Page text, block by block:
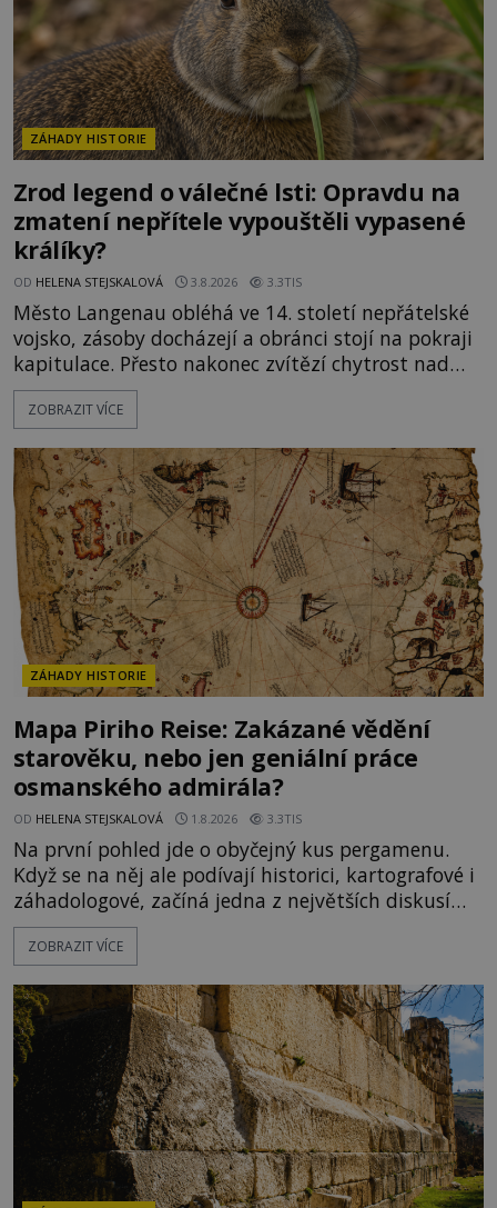
ZÁHADY HISTORIE
Zrod legend o válečné lsti: Opravdu na
zmatení nepřítele vypouštěli vypasené
králíky?
OD HELENA STEJSKALOVÁ 3.8.2026 3.3TIS
Město Langenau obléhá ve 14. století nepřátelské
vojsko, zásoby docházejí a obránci stojí na pokraji
kapitulace. Přesto nakonec zvítězí chytrost nad
hrubou silou. Podle staré německé legendy vypustí
obyvatelé za hradby dobře živeného králíka, aby
dost. Čas pracuje pro obléhatele. Ve městě ubývají
zásoby a každý den znamená další porci strádá
ZOBRAZIT VÍCE
ZÁHADY HISTORIE
Mapa Piriho Reise: Zakázané vědění
starověku, nebo jen geniální práce
osmanského admirála?
OD HELENA STEJSKALOVÁ 1.8.2026 3.3TIS
Na první pohled jde o obyčejný kus pergamenu.
Když se na něj ale podívají historici, kartografové i
záhadologové, začíná jedna z největších diskusí
moderní historie. Osmanský admirál Piri Reis roku
1513 kreslí mapu světa, která překvapuje
ní vidí důkaz ztracené civilizace nebo dokonce
znalost Antarktidy dávno před jejím objevením.
Jiní tvrdí,
ZOBRAZIT VÍCE